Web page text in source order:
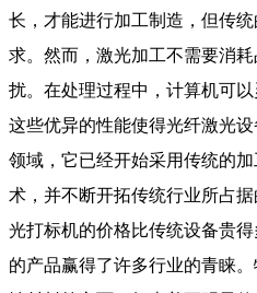
长，才能进行加工制造，但传
求。然而，激光加工不需要消
扰。在处理过程中，计算机可
这些优异的性能使得光纤激光
领域，它已经开始采用传统的
术，并不断开拓传统行业所占
光打标机的价格比传统设备贵
的产品赢得了许多行业的青睐